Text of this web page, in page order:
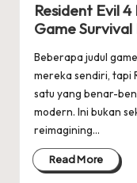
Resident Evil
Game
Beberapa judul
mereka sendiri, tapi
satu yang benar-
modern. Ini bukan
reimagining…
Read More